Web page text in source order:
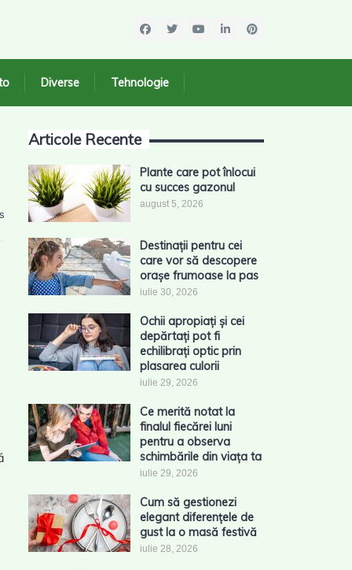
Diverse Tehnologie
Articole Recente
Plante care pot înlocui
cu succes gazonul
august 5, 2026
Destinații pentru cei
care vor să descopere
orașe frumoase la pas
iulie 30, 2026
Ochii apropiați și cei
depărtați pot fi
echilibrați optic prin
plasarea culorii
iulie 29, 2026
Ce merită notat la
finalul fiecărei luni
pentru a observa
schimbările din viața ta
iulie 29, 2026
Cum să gestionezi
elegant diferențele de
gust la o masă festivă
iulie 28, 2026